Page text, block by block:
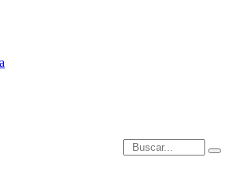
Introduce términos de